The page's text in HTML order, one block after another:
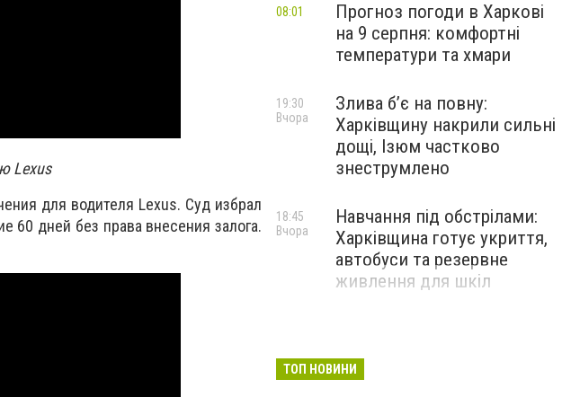
Lexus
для водителя Lexus. Суд избрал
60 дней без права внесения залога.
Прогноз погоди в Харкові
на 9 серпня: комфортні
температури та хмари
08:01
Злива б’є на повну:
Харківщину накрили сильні
дощі, Ізюм частково
знеструмлено
19:30
Вчора
Навчання під обстрілами:
Харківщина готує укриття,
автобуси та резервне
живлення для шкіл
18:45
Вчора
ТОП НОВИНИ